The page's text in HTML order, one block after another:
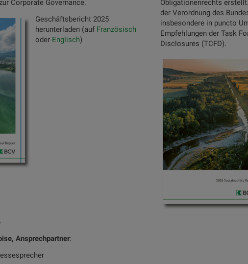
Corporate Governance.
Geschäftsbericht 2025
herunterladen (auf Französisch
oder Englisch)
Obligationenrechts
der Verordnung des
insbesondere in puncto
Empfehlungen der Task
Disclosures (TCFD).
Ansprechpartner: